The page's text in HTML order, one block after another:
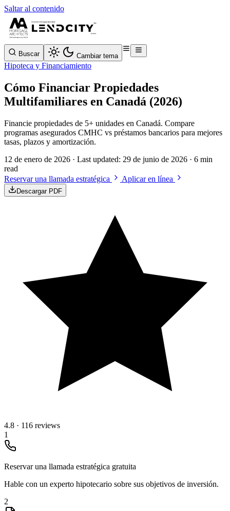
Saltar al contenido
Buscar Cambiar tema
Hipoteca y Financiamiento
Cómo Financiar Propiedades
Multifamiliares en Canadá (2026)
Financie propiedades de 5+ unidades en Canadá. Compare
programas asegurados CMHC vs préstamos bancarios para mejores
tasas, plazos y amortización.
12 de enero de 2026 · Last updated: 29 de junio de 2026 · 6 min
read
Reservar una llamada estratégica
Aplicar en línea
Descargar PDF
4.8 · 116 reviews
1
Reservar una llamada estratégica gratuita
Hable con un experto hipotecario sobre sus objetivos de inversión.
2